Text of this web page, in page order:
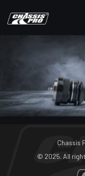
Chassis
© 2025. All